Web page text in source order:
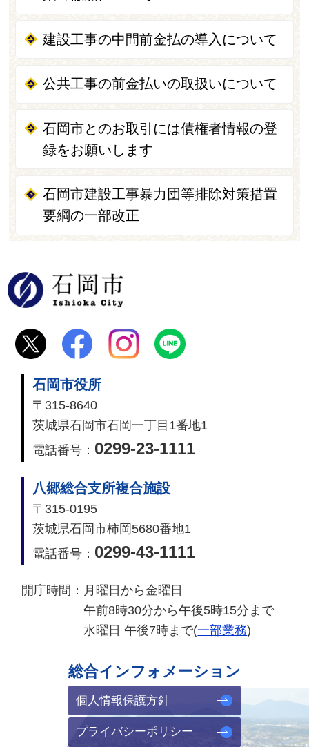
建設工事の中間前金払の導入について
公共工事の前金払いの取扱いについて
石岡市とのお取引には債権者情報の登
録をお願いします
石岡市建設工事暴力団等排除対策措置
要綱の一部改正
石岡市役所
〒315-8640
茨城県石岡市石岡一丁目1番地1
電話番号： 0299-23-1111
八郷総合支所複合施設
〒315-0195
茨城県石岡市柿岡5680番地1
電話番号： 0299-43-1111
開庁時間： 月曜日から金曜日
午前8時30分から午後5時15分まで
水曜日 午後7時まで(一部業務)
総合インフォメーション
個人情報保護方針
プライバシーポリシー